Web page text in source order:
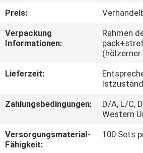
FABRIK-
TOUR
UNS
NACHRICHTEN
Preis:
Verpackung
Informationen:
Rahmen
Lieferzeit:
Zahlungsbedingungen:
D/A, L/C,
Western
Versorgungsmaterial-
Fähigkeit:
100 Sets